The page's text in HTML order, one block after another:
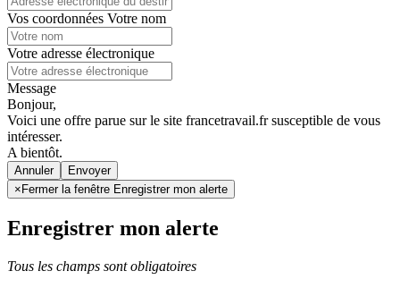
Vos coordonnées Votre nom
Votre adresse électronique
Message
Bonjour,
Voici une offre parue sur le site francetravail.fr susceptible de vous
intéresser.
A bientôt.
Annuler
× Fermer la fenêtre Enregistrer mon alerte
Enregistrer mon alerte
Tous les champs sont obligatoires